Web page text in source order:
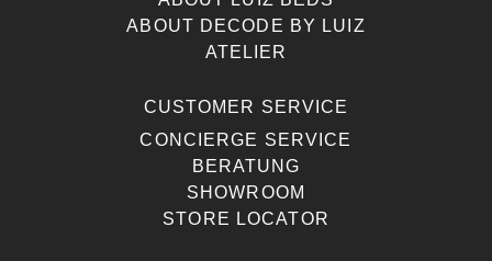
ABOUT DECODE BY LUIZ
ATELIER
CUSTOMER SERVICE
CONCIERGE SERVICE
BERATUNG
SHOWROOM
STORE LOCATOR